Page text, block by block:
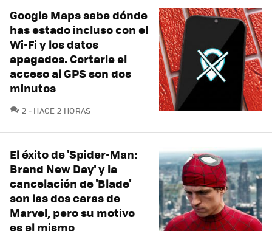
Google Maps sabe dónde
has estado incluso con el
Wi-Fi y los datos
apagados. Cortarle el
acceso al GPS son dos
minutos
2 COMENTARIOS
HACE 2 HORAS
El éxito de 'Spider-Man:
Brand New Day' y la
cancelación de 'Blade'
son las dos caras de
Marvel, pero su motivo
es el mismo